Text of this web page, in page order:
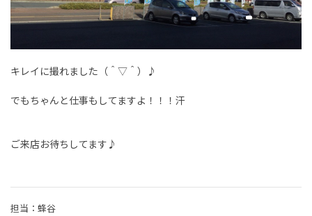
キレイに撮れました（＾▽＾）♪
でもちゃんと仕事もしてますよ！！！汗
ご来店お待ちしてます♪
担当：蜂谷